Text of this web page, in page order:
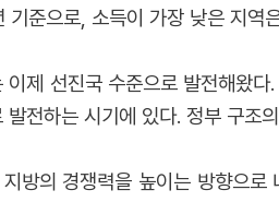
준으로, 소득이 가장 낮은 지역
이제 선진국 수준으로 발전해왔
발전하는 시기에 있다. 정부 구조
방의 경쟁력을 높이는 방향으